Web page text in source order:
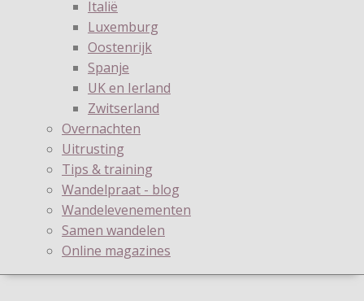
Italië
Luxemburg
Oostenrijk
Spanje
UK en Ierland
Zwitserland
Overnachten
Uitrusting
Tips & training
Wandelpraat - blog
Wandelevenementen
Samen wandelen
Online magazines